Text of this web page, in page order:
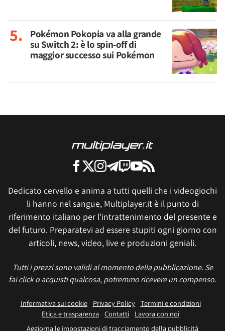
Pokémon Pokopia va alla grande
su Switch 2: è lo spin-off di
maggior successo sui Pokémon
Dedicato cervello e anima a tutti quelli che i videogiochi
li hanno nel sangue, Multiplayer.it è il punto di
riferimento italiano per l'intrattenimento del presente e
del futuro. Preparatevi ad essere stupiti ogni giorno con
articoli, news, video, live e produzioni geniali.
Tutti i prezzi sono validi al momento della pubblicazione. Se
fai click o acquisti qualcosa, potremmo ricevere un compenso.
Informativa sui cookie Privacy Policy
Termini e condizioni
Etica e trasparenza Contatti
Lavora con noi
Aggiorna le impostazioni di tracciamento della pubblicità